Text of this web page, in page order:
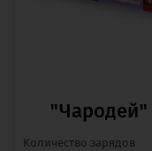
Количество зарядов